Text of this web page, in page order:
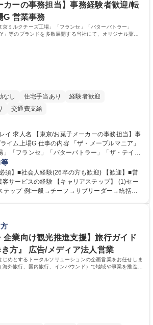
カーの事務担当】事務経験者歓迎/転
G 営業事務
京ミルクチーズ工場」「フランセ」「バターバトラー」
」等のブランドを多数展開する当社にて、オリジナル菓子
任せいたします。
なし 住宅手当あり
経験者歓迎
交通費支給
担当】事
「ザ・メープルマニア」
」「フランセ」「バターバトラー」「ザ・テイラ
ランドを多数展開する当社にて、オリジナル菓子
します。 【具体的な業務内容】 ■店
業務 ■受電対応(社内/社外) ■商品のマスター登
■提携企業への書類送付業務 ■契約書管理業務
須】■社会人経験(26卒の方も歓迎) 【歓迎】■営
【キャリアステップ】 (1)セー
テップ 例:一般→チーフ→サブリーダー→統括リ
のキャリアと向き合っていただき、会社として
大学 高専 短大
資格：
企業向け観光推進支援】旅行ガイド
方』 広告/メディア法人営業
じめとするトータルソリューションの企画営業をお任せしま
外旅行、国内旅行、インバウンド）で地域や事業を推進し